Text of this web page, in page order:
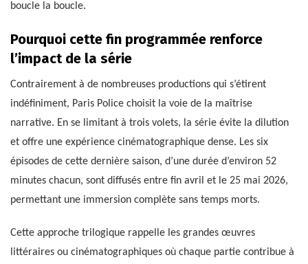
boucle la boucle.
Pourquoi cette fin programmée renforce
l’impact de la série
Contrairement à de nombreuses productions qui s’étirent
indéfiniment, Paris Police choisit la voie de la maîtrise
narrative. En se limitant à trois volets, la série évite la dilution
et offre une expérience cinématographique dense. Les six
épisodes de cette dernière saison, d’une durée d’environ 52
minutes chacun, sont diffusés entre fin avril et le 25 mai 2026,
permettant une immersion complète sans temps morts.
Cette approche trilogique rappelle les grandes œuvres
littéraires ou cinématographiques où chaque partie contribue à